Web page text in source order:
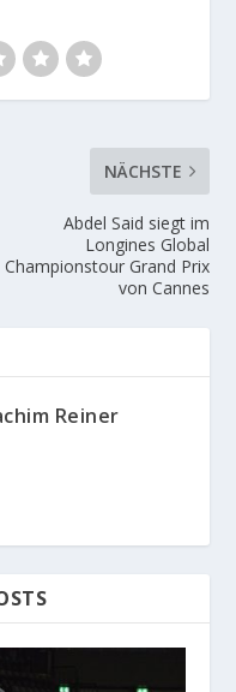
NÄCHSTE
Abdel Said siegt im
Longines Global
Championstour Grand Prix
von Cannes
Reiner